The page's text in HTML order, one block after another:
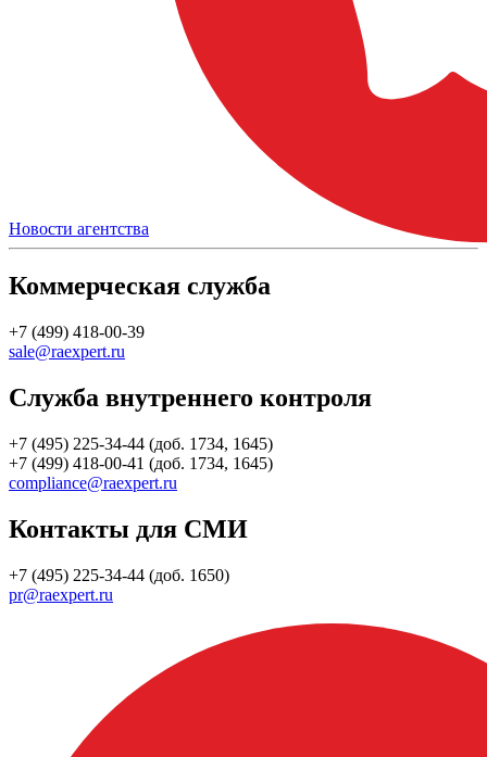
Новости агентства
Коммерческая служба
+7 (499) 418-00-39
sale@raexpert.ru
Служба внутреннего контроля
+7 (495) 225-34-44 (доб. 1734, 1645)
+7 (499) 418-00-41 (доб. 1734, 1645)
compliance@raexpert.ru
Контакты для СМИ
+7 (495) 225-34-44 (доб. 1650)
pr@raexpert.ru